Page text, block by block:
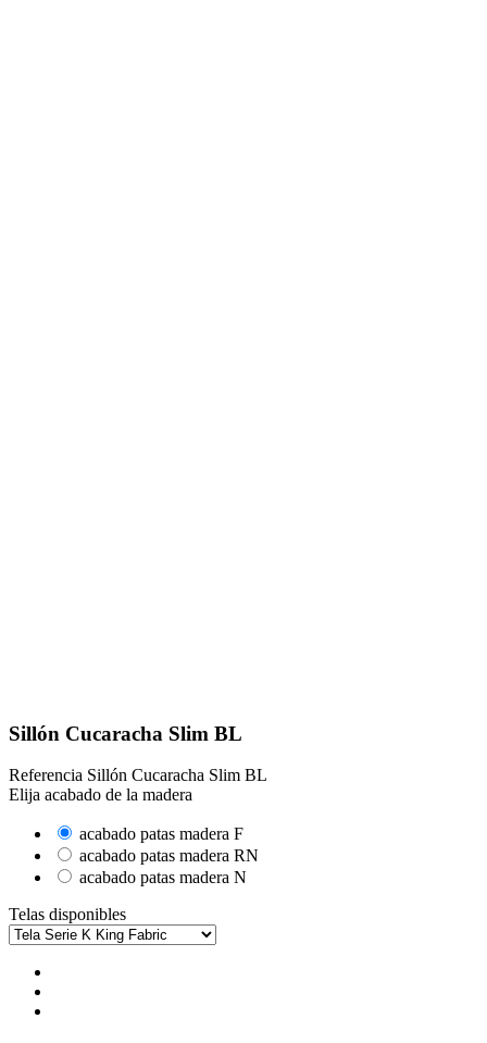
Sillón Cucaracha Slim BL
Referencia Sillón Cucaracha Slim BL
Elija acabado de la madera
acabado patas madera F
acabado patas madera RN
acabado patas madera N
Telas disponibles